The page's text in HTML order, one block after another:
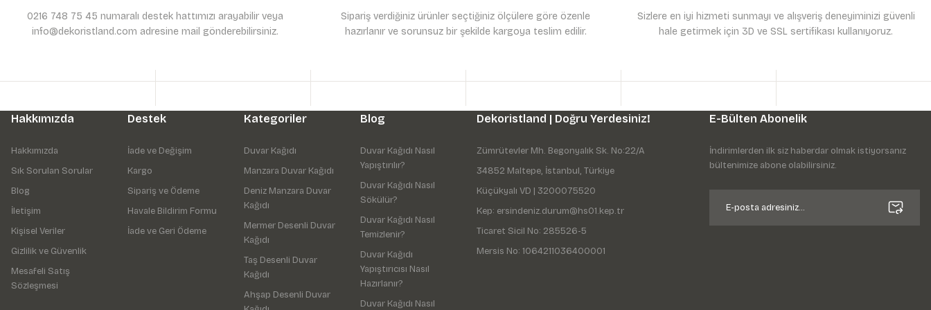
Gönder
0216 748 75 45 numaralı destek hattımızı arayabilir veya
info@dekoristland.com adresine mail gönderebilirsiniz.
Sipariş verdiğiniz ürünler seçtiğiniz ölçülere göre özenle
hazırlanır ve sorunsuz bir şekilde kargoya teslim edilir.
Sizlere en iyi hizmeti sunmayı ve alışveriş deneyiminizi güvenli
hale getirmek için 3D ve SSL sertifikası kullanıyoruz.
Hakkımızda
Hakkımızda
Sık Sorulan Sorular
Blog
İletişim
Kişisel Veriler
Gizlilik ve Güvenlik
Mesafeli Satış
Sözleşmesi
Destek
İade ve Değişim
Kargo
Sipariş ve Ödeme
Havale Bildirim Formu
İade ve Geri Ödeme
Kategoriler
Duvar Kağıdı
Manzara Duvar Kağıdı
Deniz Manzara Duvar
Kağıdı
Mermer Desenli Duvar
Kağıdı
Taş Desenli Duvar
Kağıdı
Ahşap Desenli Duvar
Blog
Duvar Kağıdı Nasıl
Yapıştırılır?
Duvar Kağıdı Nasıl
Sökülür?
Duvar Kağıdı Nasıl
Temizlenir?
Duvar Kağıdı
Yapıştırıcısı Nasıl
Hazırlanır?
Duvar Kağıdı Nasıl
Dekoristland | Doğru Yerdesiniz!
Zümrütevler Mh. Begonyalık Sk. No:22/A
34852 Maltepe, İstanbul, Türkiye
Küçükyalı VD | 3200075520
Kep: ersindeniz.durum@hs01.kep.tr
Ticaret Sicil No: 285526-5
Mersis No: 1064211036400001
E-Bülten Abonelik
İndirimlerden ilk siz haberdar olmak istiyorsanız
bültenimize abone olabilirsiniz.